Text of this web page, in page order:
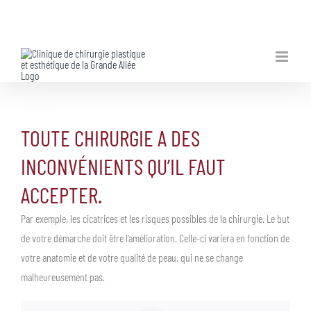
content
TOUTE CHIRURGIE A DES
INCONVÉNIENTS QU’IL FAUT
ACCEPTER.
Par exemple, les cicatrices et les risques possibles de la chirurgie. Le but
de votre démarche doit être l’amélioration. Celle-ci variera en fonction de
votre anatomie et de votre qualité de peau, qui ne se change
malheureusement pas.